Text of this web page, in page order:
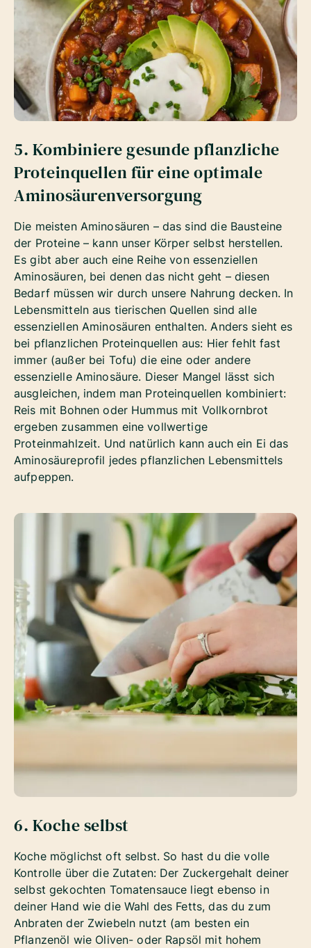
5. Kombiniere gesunde pflanzliche
Proteinquellen für eine optimale
Aminosäurenversorgung
Die meisten Aminosäuren – das sind die Bausteine
der Proteine – kann unser Körper selbst herstellen.
Es gibt aber auch eine Reihe von essenziellen
Aminosäuren, bei denen das nicht geht – diesen
Bedarf müssen wir durch unsere Nahrung decken. In
Lebensmitteln aus tierischen Quellen sind alle
essenziellen Aminosäuren enthalten. Anders sieht es
bei pflanzlichen Proteinquellen aus: Hier fehlt fast
immer (außer bei Tofu) die eine oder andere
essenzielle Aminosäure. Dieser Mangel lässt sich
ausgleichen, indem man Proteinquellen kombiniert:
Reis mit Bohnen oder Hummus mit Vollkornbrot
ergeben zusammen eine vollwertige
Proteinmahlzeit. Und natürlich kann auch ein Ei das
Aminosäureprofil jedes pflanzlichen Lebensmittels
aufpeppen.
6. Koche selbst
Koche möglichst oft selbst. So hast du die volle
Kontrolle über die Zutaten: Der Zuckergehalt deiner
selbst gekochten Tomatensauce liegt ebenso in
deiner Hand wie die Wahl des Fetts, das du zum
Anbraten der Zwiebeln nutzt (am besten ein
Pflanzenöl wie Oliven- oder Rapsöl mit hohem